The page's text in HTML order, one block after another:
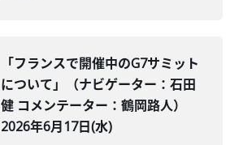
「フランスで開催中のG7サミット
について」（ナビゲーター：石田
健 コメンテーター：鶴岡路人）
2026年6月17日(水)